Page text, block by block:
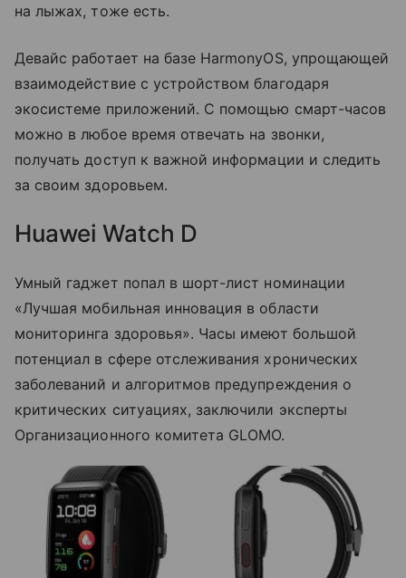
на лыжах, тоже есть.
Девайс работает на базе HarmonyOS, упрощающей
взаимодействие с устройством благодаря
экосистеме приложений. С помощью смарт-часов
можно в любое время отвечать на звонки,
получать доступ к важной информации и следить
за своим здоровьем.
Huawei Watch D
Умный гаджет попал в шорт-лист номинации
«Лучшая мобильная инновация в области
мониторинга здоровья». Часы имеют большой
потенциал в сфере отслеживания хронических
заболеваний и алгоритмов предупреждения о
критических ситуациях, заключили эксперты
Организационного комитета GLOMO.